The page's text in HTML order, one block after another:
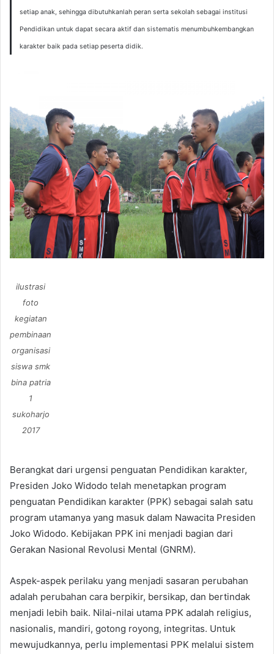
setiap anak, sehingga dibutuhkanlah peran serta sekolah sebagai institusi
Pendidikan untuk dapat secara aktif dan sistematis menumbuhkembangkan
karakter baik pada setiap peserta didik.
ilustrasi
foto
kegiatan
pembinaan
organisasi
siswa smk
bina patria
1
sukoharjo
2017
Berangkat dari urgensi penguatan Pendidikan karakter,
Presiden Joko Widodo telah menetapkan program
penguatan Pendidikan karakter (PPK) sebagai salah satu
program utamanya yang masuk dalam Nawacita Presiden
Joko Widodo. Kebijakan PPK ini menjadi bagian dari
Gerakan Nasional Revolusi Mental (GNRM).
Aspek-aspek perilaku yang menjadi sasaran perubahan
adalah perubahan cara berpikir, bersikap, dan bertindak
menjadi lebih baik. Nilai-nilai utama PPK adalah religius,
nasionalis, mandiri, gotong royong, integritas. Untuk
mewujudkannya, perlu implementasi PPK melalui sistem